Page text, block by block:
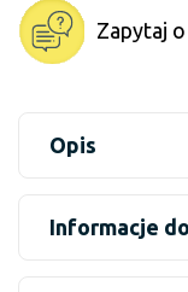
Zapytaj
Opis
Informacje